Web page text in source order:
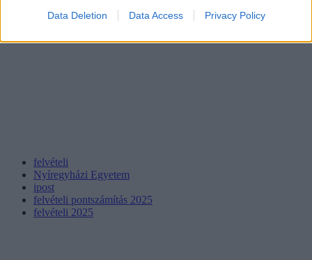
Data Deletion Data Access Privacy Policy
felvételi
Nyíregyházi Egyetem
ipost
felvételi pontszámítás 2025
felvételi 2025